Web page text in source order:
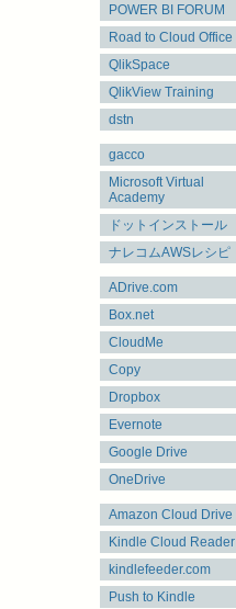
POWER BI FORUM
Road to Cloud Office
QlikSpace
QlikView Training
dstn
gacco
Microsoft Virtual
Academy
ドットインストール
ナレコムAWSレシピ
ADrive.com
Box.net
CloudMe
Copy
Dropbox
Evernote
Google Drive
OneDrive
Amazon Cloud Drive
Kindle Cloud Reader
kindlefeeder.com
Push to Kindle